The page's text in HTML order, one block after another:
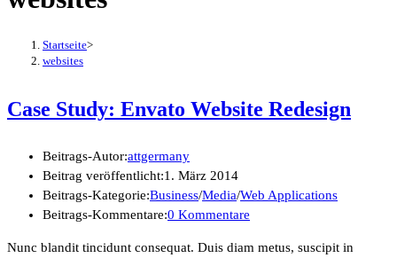
Startseite>
websites
Case Study: Envato Website Redesign
Beitrags-Autor:attgermany
Beitrag veröffentlicht:1. März 2014
Beitrags-Kategorie:Business/Media/Web Applications
Beitrags-Kommentare:0 Kommentare
Nunc blandit tincidunt consequat. Duis diam metus, suscipit in